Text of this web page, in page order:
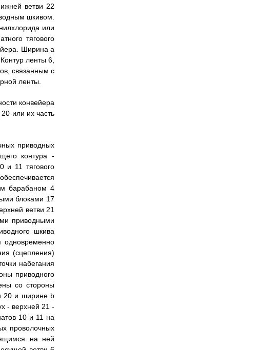
ветви 22
шкивом.
или
тягового
Ширина а
ленты 6,
связанным с
ленты.
конвейера
или их часть
приводных
контура -
и 11 тягового
барабаном 4
блоками 17
ветви 21
приводными
шкива
одновременно
(сцепления)
набегания
приводного
со стороны
20 и ширине b
- верхней 21 -
10 и 11 на
проволочных
на ней